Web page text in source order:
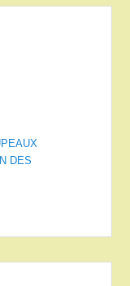
DES